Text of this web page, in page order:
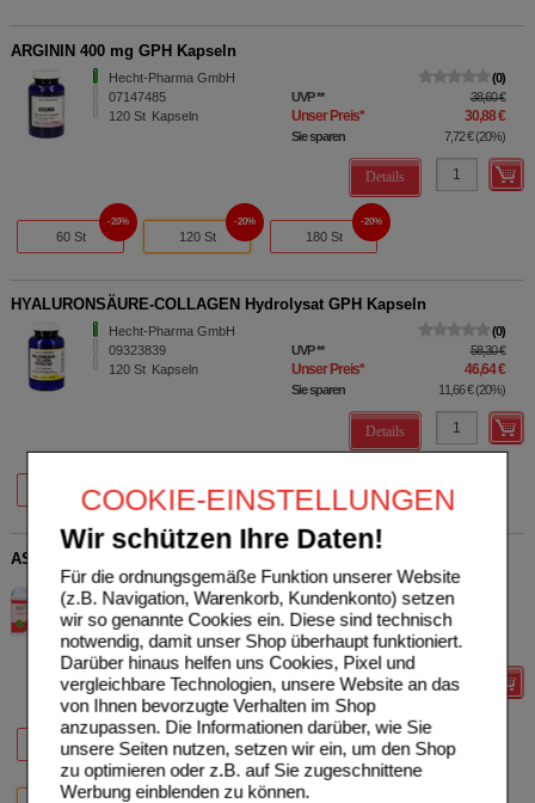
COOKIE-EINSTELLUNGEN
Wir schützen Ihre Daten!
Für die ordnungsgemäße Funktion unserer Website
(z.B. Navigation, Warenkorb, Kundenkonto) setzen
wir so genannte Cookies ein. Diese sind technisch
notwendig, damit unser Shop überhaupt funktioniert.
Darüber hinaus helfen uns Cookies, Pixel und
vergleichbare Technologien, unsere Website an das
von Ihnen bevorzugte Verhalten im Shop
anzupassen. Die Informationen darüber, wie Sie
unsere Seiten nutzen, setzen wir ein, um den Shop
zu optimieren oder z.B. auf Sie zugeschnittene
Werbung einblenden zu können.
ARGININ 400 mg GPH Kapseln
Hecht-Pharma GmbH
07147485
120 St Kapseln
0
UVP** 38,60 €
Unser Preis* 30,88 €
Sie sparen 7,72 €(20%)
Details
60 St
20%
120 St
20%
180 St
20%
HYALURONSÄURE-COLLAGEN Hydrolysat GPH Kapseln
Hecht-Pharma GmbH
09323839
120 St Kapseln
0
UVP** 58,30 €
Unser Preis* 46,64 €
Sie sparen 11,66 €(20%)
Details
60 St 120 St 180 St
ASTAXANTHIN 4 mg GPH Kapseln
Hecht-Pharma GmbH
04699379
120St Kapseln
UVP**
Unser Preis*
Sie sparen 8,78 €
Details
30 St
20%
60 St
20%
90 St
20%
20% 20%